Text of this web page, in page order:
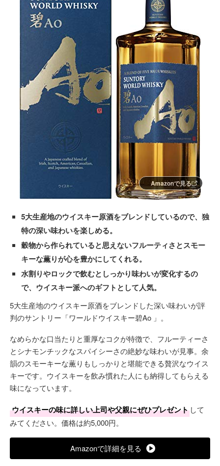
Amazonで見る
5大生産地のウイスキー原酒をブレンドしているので、独
特の深い味わいを楽しめる。
穀物から作られていると思えないフルーティさとスモー
キーな薫りが心を豊かにしてくれる。
水割りやロックで飲むとしっかり味わいが変化するの
で、ウイスキー派へのギフトとして人気。
5大生産地のウイスキー原酒をブレンドした深い味わいが評
判のサントリー「ワールドウイスキー碧Ao 」。
なめらかな口当たりと重厚なコクが特徴で、フルーティーさ
とシナモンチックなスパイシーさの絶妙な味わいが見事。余
韻のスモーキーな薫りもしっかりと堪能できる贅沢なウイス
キーです。ウイスキーを飲み慣れた人にも納得してもらえる
味になっています。
ウイスキーの味に詳しい上司や父親にぜひプレゼント して
みてください。価格は約5,000円。
Amazonで詳細を見る